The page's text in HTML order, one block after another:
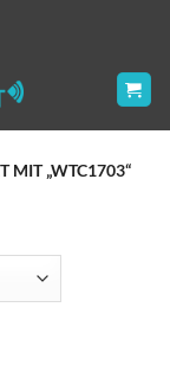
MIT „WTC1703“